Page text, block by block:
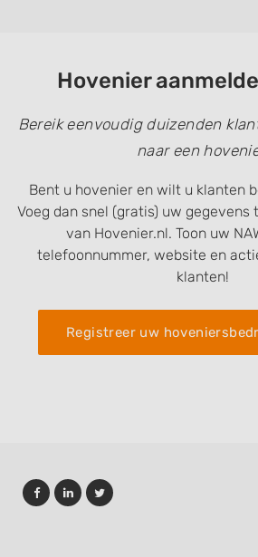
Hovenier
Bereik eenvoudig duizenden
naar een
Bent u hovenier en wilt u klanten
Voeg dan snel (gratis) uw gegevens
van Hovenier.nl. Toon uw
telefoonnummer, website en
klanten!
Registreer uw